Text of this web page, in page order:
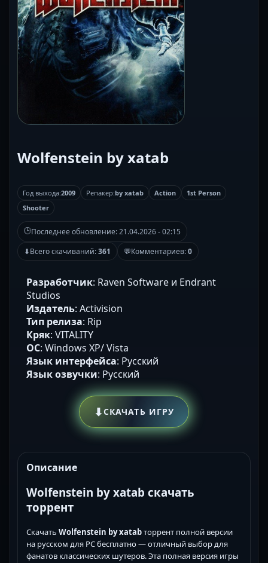
Wolfenstein by xatab
Год выхода:2009 Репакер:by xatab Action
1st Person
Shooter
🕒Последнее обновление:21.04.2026 - 02:15
⬇Всего скачиваний:361 💬Комментариев:0
Разработчик: Raven Software и Endrant
Studios
Издатель: Activision
Тип релиза: Rip
Кряк: VITALITY
ОС: Windows XP/ Vista
Язык интерфейса: Русский
Язык озвучки: Русский
⬇СКАЧАТЬ ИГРУ
Описание
Wolfenstein by xatab скачать
торрент
Скачать Wolfenstein by xatabторрент полной версии
на русском для PC бесплатно — отличный выбор для
фанатов классических шутеров. Эта полная версия игры